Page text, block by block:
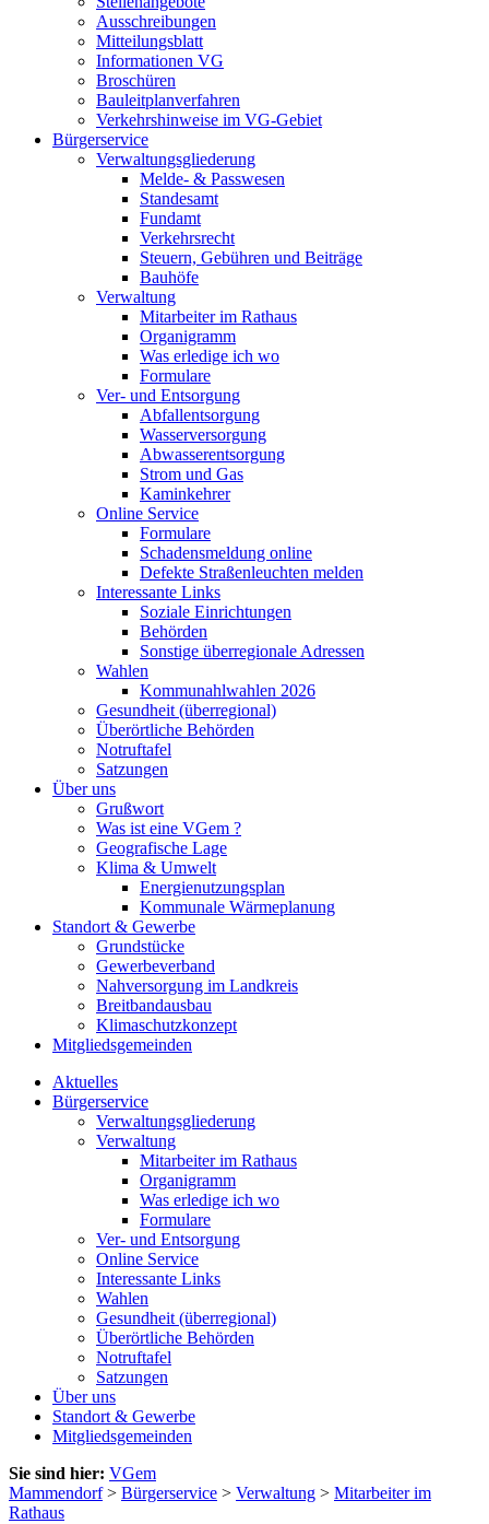
Ausschreibungen
Mitteilungsblatt
Informationen VG
Broschüren
Bauleitplanverfahren
Verkehrshinweise im VG-Gebiet
Bürgerservice
Verwaltungsgliederung
Melde- & Passwesen
Standesamt
Fundamt
Verkehrsrecht
Steuern, Gebühren und Beiträge
Bauhöfe
Verwaltung
Mitarbeiter im Rathaus
Organigramm
Was erledige ich wo
Formulare
Ver- und Entsorgung
Abfallentsorgung
Wasserversorgung
Abwasserentsorgung
Strom und Gas
Kaminkehrer
Online Service
Formulare
Schadensmeldung online
Defekte Straßenleuchten melden
Interessante Links
Soziale Einrichtungen
Behörden
Sonstige überregionale Adressen
Wahlen
Kommunahlwahlen 2026
Gesundheit (überregional)
Überörtliche Behörden
Notruftafel
Satzungen
Über uns
Grußwort
Was ist eine VGem ?
Geografische Lage
Klima & Umwelt
Energienutzungsplan
Kommunale Wärmeplanung
Standort & Gewerbe
Grundstücke
Gewerbeverband
Nahversorgung im Landkreis
Breitbandausbau
Klimaschutzkonzept
Mitgliedsgemeinden
Aktuelles
Bürgerservice
Verwaltungsgliederung
Verwaltung
Mitarbeiter im Rathaus
Organigramm
Was erledige ich wo
Formulare
Ver- und Entsorgung
Online Service
Interessante Links
Wahlen
Gesundheit (überregional)
Überörtliche Behörden
Notruftafel
Satzungen
Über uns
Standort & Gewerbe
Mitgliedsgemeinden
Sie sind hier: VGem
Mammendorf> Bürgerservice > Verwaltung > Mitarbeiter im
Rathaus